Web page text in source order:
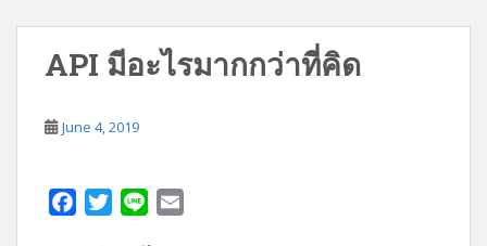
API มีอะไรมากกว่าที่คิด
June 4, 2019